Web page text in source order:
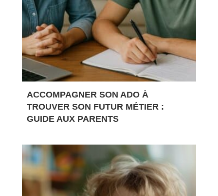
ACCOMPAGNER SON ADO À
TROUVER SON FUTUR MÉTIER :
GUIDE AUX PARENTS